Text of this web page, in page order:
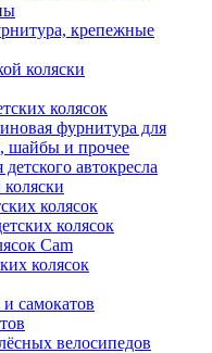
крепежные
коляски
колясок
фурнитура для
шайбы и прочее
автокресла
колясок
колясок
Cam
колясок
самокатов
велосипедов